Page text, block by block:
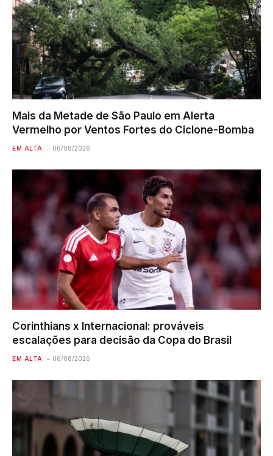
Mais da Metade de São Paulo em Alerta
Vermelho por Ventos Fortes do Ciclone-Bomba
EM ALTA 06/08/2026
Corinthians x Internacional: prováveis
escalações para decisão da Copa do Brasil
EM ALTA 06/08/2026